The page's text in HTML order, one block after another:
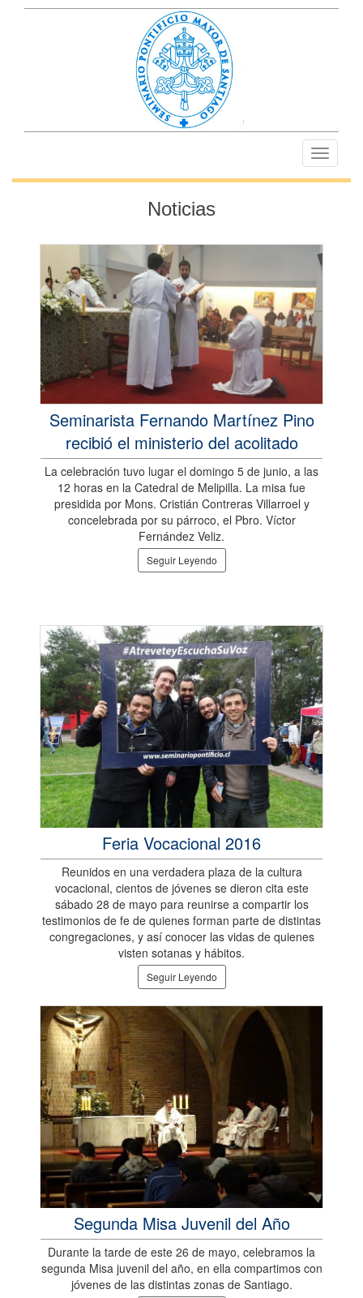
Toggle
Noticias
Seminarista Fernando Martínez Pino
recibió el ministerio del acolitado
La celebración tuvo lugar el domingo 5 de junio, a las
12 horas en la Catedral de Melipilla. La misa fue
presidida por Mons. Cristián Contreras Villarroel y
concelebrada por su párroco, el Pbro. Víctor
Fernández Veliz.
Seguir Leyendo
Feria Vocacional 2016
Reunidos en una verdadera plaza de la cultura
vocacional, cientos de jóvenes se dieron cita este
sábado 28 de mayo para reunirse a compartir los
testimonios de fe de quienes forman parte de distintas
congregaciones, y así conocer las vidas de quienes
visten sotanas y hábitos.
Seguir Leyendo
Segunda Misa Juvenil del Año
Durante la tarde de este 26 de mayo, celebramos la
segunda Misa juvenil del año, en ella compartimos con
jóvenes de las distintas zonas de Santiago.